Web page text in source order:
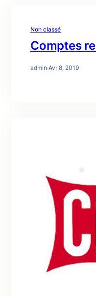
Non classé
Comptes
admin·Avr 8, 2019